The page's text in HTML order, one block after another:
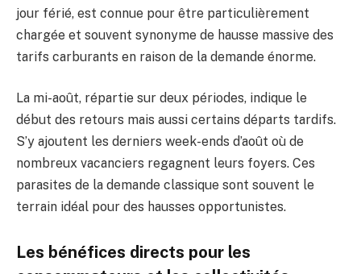
jour férié, est connue pour être particulièrement
chargée et souvent synonyme de hausse massive des
tarifs carburants en raison de la demande énorme.
La mi-août, répartie sur deux périodes, indique le
début des retours mais aussi certains départs tardifs.
S’y ajoutent les derniers week-ends d’août où de
nombreux vacanciers regagnent leurs foyers. Ces
parasites de la demande classique sont souvent le
terrain idéal pour des hausses opportunistes.
Les bénéfices directs pour les